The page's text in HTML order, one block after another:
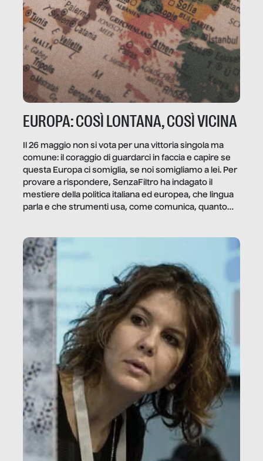
EUROPA: COSÌ LONTANA, COSÌ VICINA
Il 26 maggio non si vota per una vittoria singola ma
comune: il coraggio di guardarci in faccia e capire se
questa Europa ci somiglia, se noi somigliamo a lei. Per
provare a rispondere, SenzaFiltro ha indagato il
mestiere della politica italiana ed europea, che lingua
parla e che strumenti usa, come comunica, quanto